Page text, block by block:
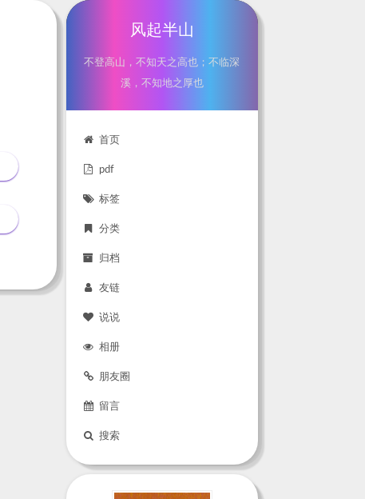
风起半山
不登高山，不知天之高也；不临深
溪，不知地之厚也
首页
pdf
标签
分类
归档
友链
说说
相册
朋友圈
留言
搜索